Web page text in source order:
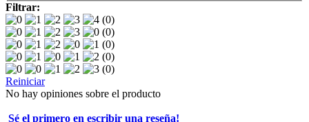
Filtrar:
(0)
(0)
(0)
(0)
(0)
Reiniciar
No hay opiniones sobre el producto
Sé el primero en escribir una reseña!